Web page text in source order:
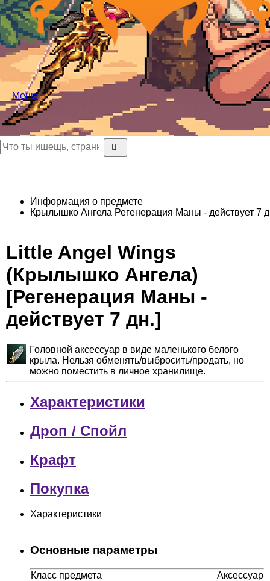
Меню
Информация о предмете
Крылышко Ангела Регенерация Маны - действует 7
Little Angel Wings
(Крылышко Ангела)
[Регенерация Маны -
действует 7 дн.]
Головной аксессуар в виде маленького белого
крыла. Нельзя обменять/выбросить/продать, но
можно поместить в личное хранилище.
Характеристики
Дроп / Спойл
Крафт
Покупка
Характеристики
Основные параметры
Класс предмета
Аксессуар